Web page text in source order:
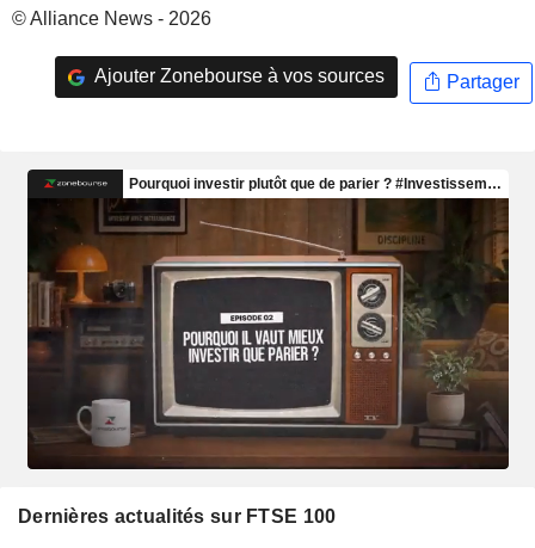
© Alliance News - 2026
Ajouter Zonebourse à vos sources Partager
Dernières actualités sur FTSE 100